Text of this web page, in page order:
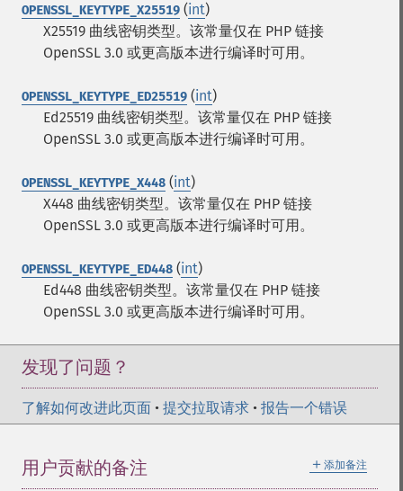
OPENSSL_KEYTYPE_X25519 (int)
X25519 曲线密钥类型。该常量仅在 PHP 链接
OpenSSL 3.0 或更高版本进行编译时可用。
OPENSSL_KEYTYPE_ED25519 (int)
Ed25519 曲线密钥类型。该常量仅在 PHP 链接
OpenSSL 3.0 或更高版本进行编译时可用。
OPENSSL_KEYTYPE_X448 (int)
X448 曲线密钥类型。该常量仅在 PHP 链接
OpenSSL 3.0 或更高版本进行编译时可用。
OPENSSL_KEYTYPE_ED448 (int)
Ed448 曲线密钥类型。该常量仅在 PHP 链接
OpenSSL 3.0 或更高版本进行编译时可用。
发现了问题？
了解如何改进此页面 • 提交拉取请求 • 报告一个错误
＋ 添加备注
用户贡献的备注